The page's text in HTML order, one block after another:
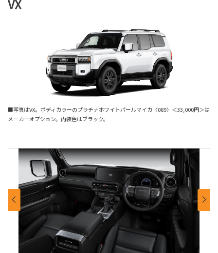
VX
■写真はVX。ボディカラーのプラチナホワイトパールマイカ〈089〉＜33,000円＞は
メーカーオプション。内装色はブラック。